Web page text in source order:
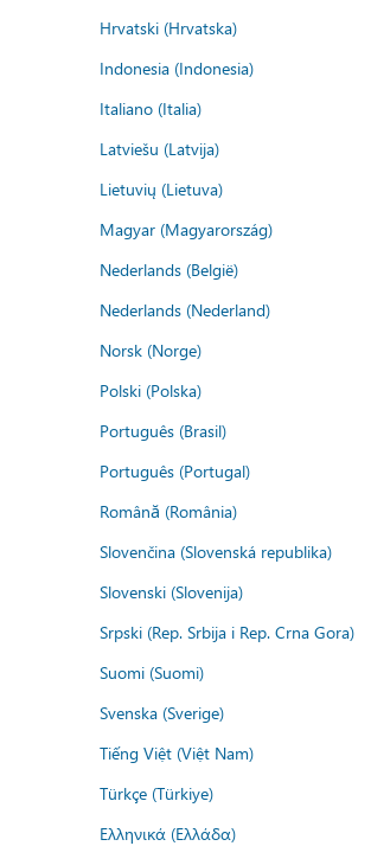
Hrvatski (Hrvatska)
Indonesia (Indonesia)
Italiano (Italia)
Latviešu (Latvija)
Lietuvių (Lietuva)
Magyar (Magyarország)
Nederlands (België)
Nederlands (Nederland)
Norsk (Norge)
Polski (Polska)
Português (Brasil)
Português (Portugal)
Română (România)
Slovenčina (Slovenská republika)
Slovenski (Slovenija)
Srpski (Rep. Srbija i Rep. Crna Gora)
Suomi (Suomi)
Svenska (Sverige)
Tiếng Việt (Việt Nam)
Türkçe (Türkiye)
Ελληνικά (Ελλάδα)